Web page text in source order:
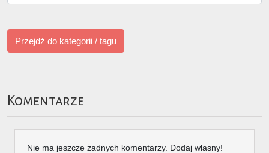
Przejdź do kategorii / tagu
Komentarze
Nie ma jeszcze żadnych komentarzy. Dodaj własny!